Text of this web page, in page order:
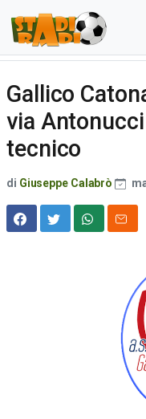
Gallico
via
tecnico
di Giuseppe Calabrò